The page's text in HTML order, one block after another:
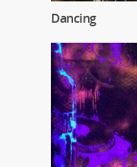
Dancing